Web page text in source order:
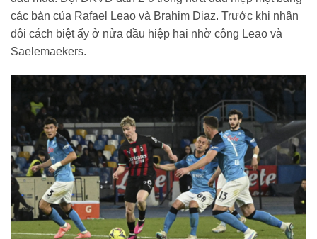
các bàn của Rafael Leao và Brahim Diaz. Trước khi nhân
đôi cách biệt ấy ở nửa đầu hiệp hai nhờ công Leao và
Saelemaekers.